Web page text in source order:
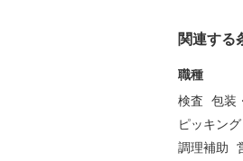
関連する
職種
検査
包装
ピッキン
調理補助